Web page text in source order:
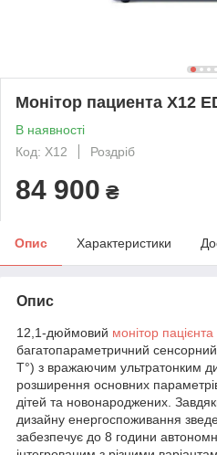
Монітор пациента X12
В наявності
Код: X12
Роздріб
84 900 ₴
Опис Характеристики
Опис
12,1-дюймовий монітор пацієнта
багатопараметричний
T°) з вражаючим ультратонким
розширення основних
дітей та новонароджених.
дизайну енергоспоживання
забезпечує до 8 години